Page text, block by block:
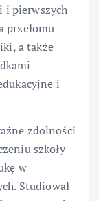
i pierwszych
przełomu
a także
i
zdolności
szkoły
w
Studiował